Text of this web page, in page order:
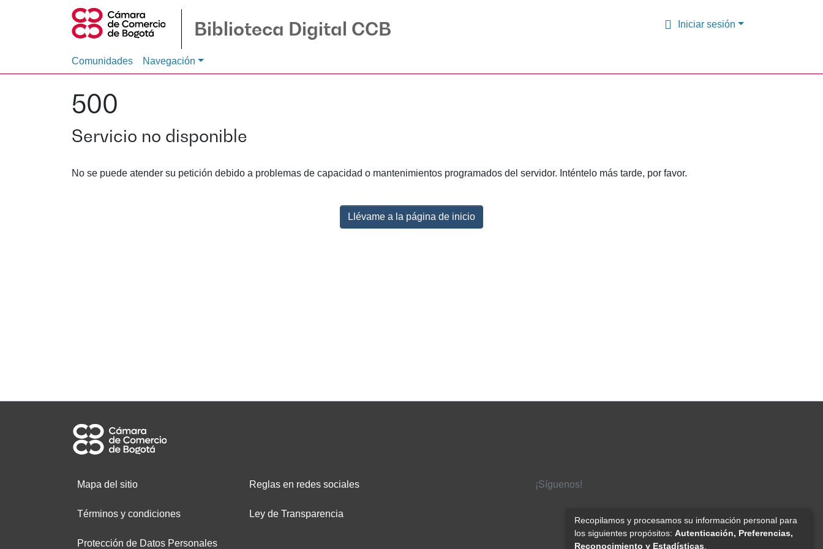
Biblioteca Digital CCB Iniciar sesión
Comunidades Navegación
500
Servicio no disponible
No se puede atender su petición debido a problemas de capacidad o mantenimientos programados del servidor. Inténtelo más tarde, por favor.
Llévame a la página de inicio
Mapa del sitio
Términos y condiciones
Protección de Datos Personales
Reglas en redes sociales
Ley de Transparencia
¡Síguenos!
Recopilamos y procesamos su información personal para
los siguientes propósitos: Autenticación, Preferencias,
Reconocimiento y Estadísticas